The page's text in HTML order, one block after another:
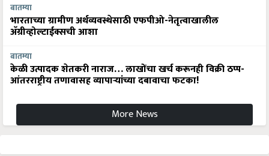
बातम्या
भारताच्या ग्रामीण अर्थव्यवस्थेसाठी एफपीओ-नेतृत्वाखालील
अ‍ॅग्रीव्होल्टाईक्सची आशा
बातम्या
केळी उत्पादक शेतकरी नाराज… लाखोंचा खर्च करूनही विक्री ठप्प-
आंतरराष्ट्रीय तणावासह व्यापाऱ्यांच्या दबावाचा फटका!
More News